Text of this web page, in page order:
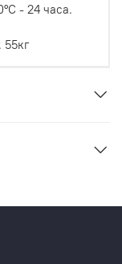
- 24 часа.
55кг